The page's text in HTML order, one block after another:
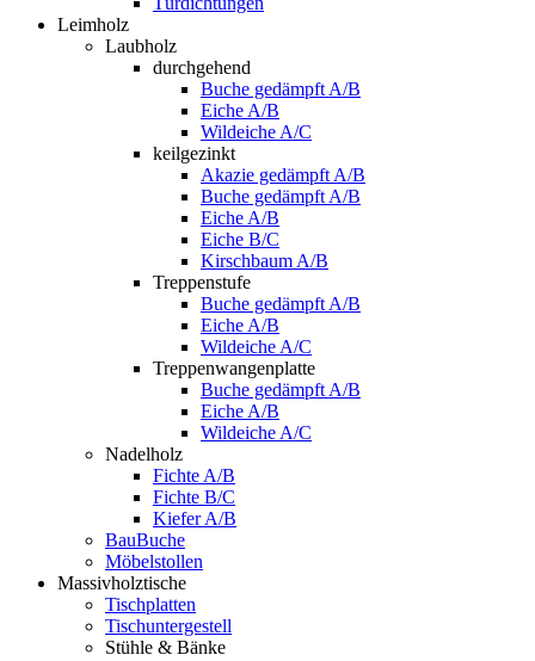
Leimholz
Laubholz
durchgehend
Buche gedämpft A/B
Eiche A/B
Wildeiche A/C
keilgezinkt
Akazie gedämpft A/B
Buche gedämpft A/B
Eiche A/B
Eiche B/C
Kirschbaum A/B
Treppenstufe
Buche gedämpft A/B
Eiche A/B
Wildeiche A/C
Treppenwangenplatte
Buche gedämpft A/B
Eiche A/B
Wildeiche A/C
Nadelholz
Fichte A/B
Fichte B/C
Kiefer A/B
BauBuche
Möbelstollen
Massivholztische
Tischplatten
Tischuntergestell
Stühle & Bänke